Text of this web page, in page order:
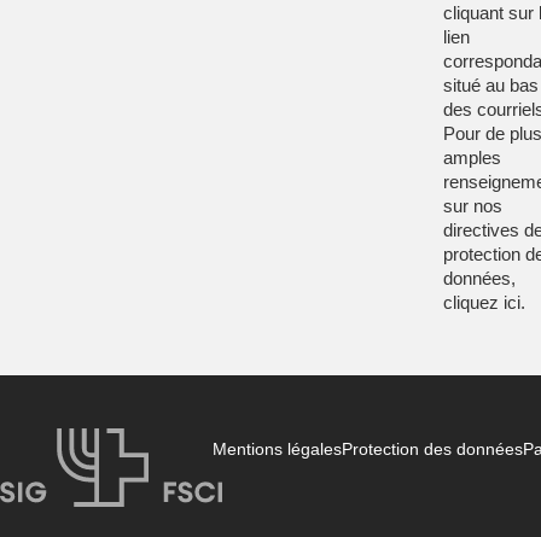
cliquant sur
lien
situé au bas
des
Pour de plus
amples
sur nos
directives
protection
données,
cliquez ici.
Mentions légalesProtection des données